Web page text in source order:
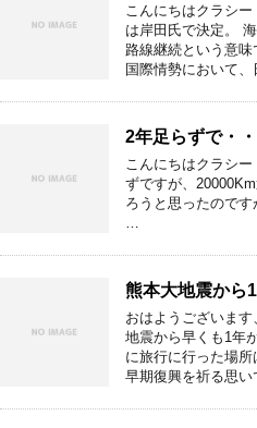
こんにちはクラシ
は岸田氏で決定。
路線継続という意
国際情勢において、
2年足らずで・・
こんにちはクラシ
ずですが、
ろうと思ったのです
熊本大地震から
おはようございま
地震から早くも1年
に旅行に行った場所
早期復興を祈る思